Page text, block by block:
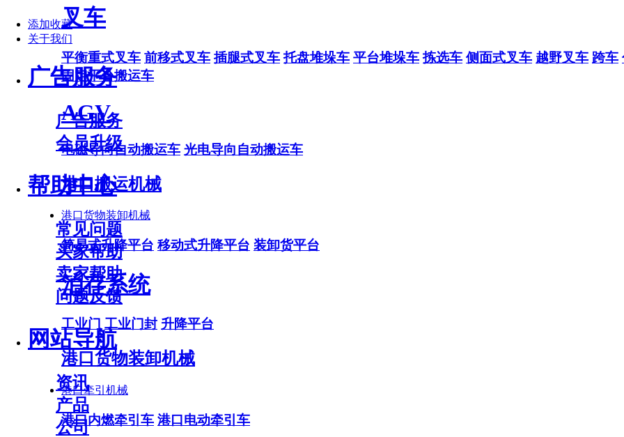
添加收藏
关于我们
广告服务
广告服务
会员升级
帮助中心
常见问题
买家帮助
卖家帮助
问题反馈
网站导航
资讯
产品
公司
叉车
平衡重式叉车 前移式叉车 插腿式叉车 托盘堆垛车 平台堆垛车 拣选车 侧面式叉车 越野叉车 跨车
固定平台搬运车
AGV
电磁导向自动搬运车 光电导向自动搬运车
港口搬运机械
港口货物装卸机械
简易式升降平台 移动式升降平台 装卸货平台
泊存系统
工业门 工业门封 升降平台
港口货物装卸机械
港口牵引机械
港口内燃牵引车 港口电动牵引车